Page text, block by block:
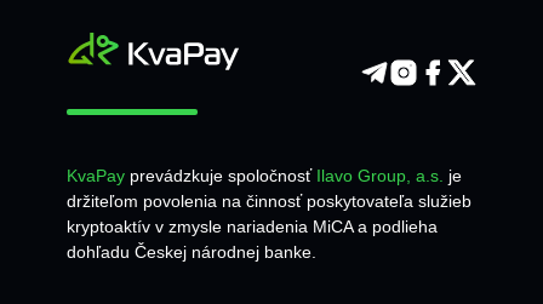
KvaPay prevádzkuje spoločnosť Ilavo Group, a.s. je
držiteľom povolenia na činnosť poskytovateľa služieb
kryptoaktív v zmysle nariadenia MiCA a podlieha
dohľadu Českej národnej banke.